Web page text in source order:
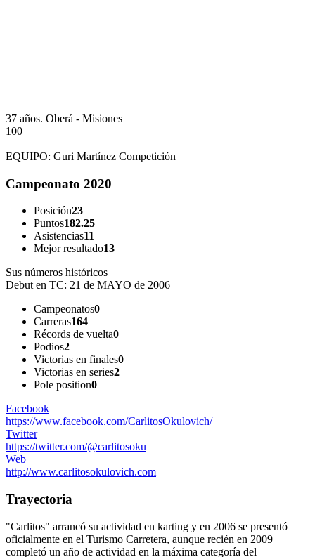
37 años. Oberá - Misiones
100
EQUIPO: Guri Martínez Competición
Campeonato 2020
Posición23
Puntos182.25
Asistencias11
Mejor resultado13
Sus números históricos
Debut en TC: 21 de MAYO de 2006
Campeonatos0
Carreras164
Récords de vuelta0
Podios2
Victorias en finales0
Victorias en series2
Pole position0
Facebook
https://www.facebook.com/CarlitosOkulovich/
Twitter
https://twitter.com/@carlitosoku
Web
http://www.carlitosokulovich.com
Trayectoria
"Carlitos" arrancó su actividad en karting y en 2006 se presentó
oficialmente en el Turismo Carretera, aunque recién en 2009
completó un año de actividad en la máxima categoría del